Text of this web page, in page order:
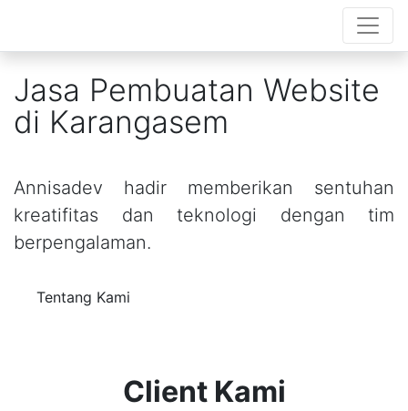
Jasa Pembuatan Website
di Karangasem
Annisadev hadir memberikan sentuhan
kreatifitas dan teknologi dengan tim
berpengalaman.
Tentang Kami
Client Kami